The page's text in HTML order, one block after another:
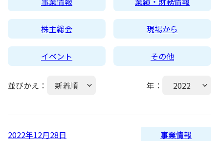
レノバの強み
発電所・蓄電所一覧
コーポレートPPA
会社概要・アクセス
CEOメッセージ
企業理念
サステナビリティ
理念・ポリシー
環境
IR情報
株主総会 現場から
イベント その他
並びかえ： 新着順
古い順
年： 2022
2026
2022年12月28日
事業情報